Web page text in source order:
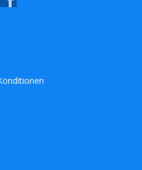
und die Schaffung einer
renommierten Hotelketten,
Gastgewerbes auswählen.
für jeden Stil.